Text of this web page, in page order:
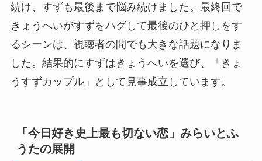
続け、すずも最後まで悩み続けました。最終回で
きょうへいがすずをハグして最後のひと押しをす
るシーンは、視聴者の間でも大きな話題になりま
した。結果的にすずはきょうへいを選び、「きょ
うすずカップル」として見事成立しています。
「今日好き史上最も切ない恋」みらいとふ
うたの展開